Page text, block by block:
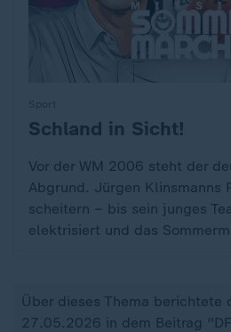
:Schland in Sicht!
Vor der WM 2006 steht der
Abgrund. Jürgen Klinsmanns
scheitern – bis sein junges
elektrisiert und das
Über dieses Thema berichtete
27.05.2026 in dem Beitrag